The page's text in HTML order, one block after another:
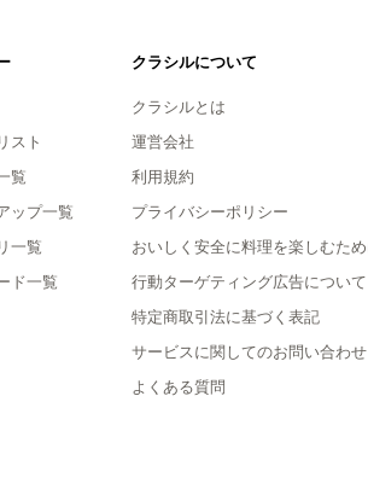
スト
覧
ップ一覧
一覧
ド一覧
クラシルについて
クラシルとは
運営会社
利用規約
プライバシーポリシー
おいしく安全に料理を楽しむため
行動ターゲティング広告について
特定商取引法に基づく表記
サービスに関してのお問い合わせ
よくある質問